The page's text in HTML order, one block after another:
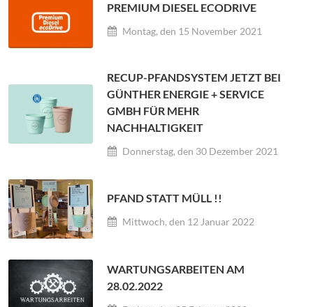
PREMIUM DIESEL ECODRIVE
Montag, den 15 November 2021
RECUP-PFANDSYSTEM JETZT BEI
GÜNTHER ENERGIE + SERVICE
GMBH FÜR MEHR
NACHHALTIGKEIT
Donnerstag, den 30 Dezember 2021
PFAND STATT MÜLL !!
Mittwoch, den 12 Januar 2022
WARTUNGSARBEITEN AM
28.02.2022